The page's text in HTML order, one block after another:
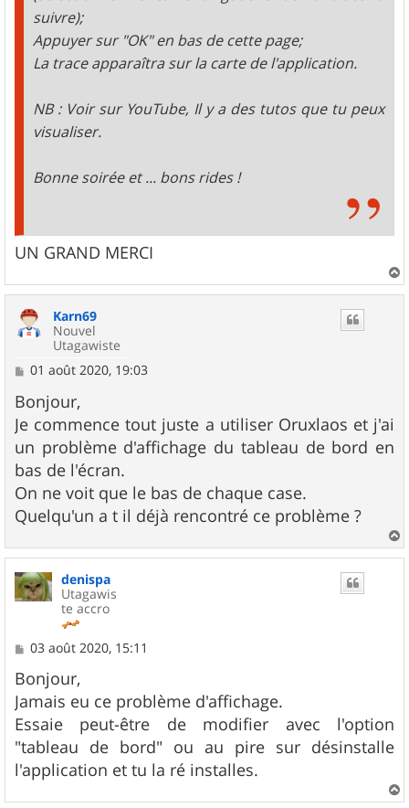
suivre);
Appuyer sur "OK" en bas de cette page;
La trace apparaîtra sur la carte de l'application.
NB : Voir sur YouTube, Il y a des tutos que tu peux
visualiser.
Bonne soirée et ... bons rides !
UN GRAND MERCI
a
Karn69
Nouvel
Utagawiste
M
s
s
a
g
e
01 août 2020, 19:03
Bonjour,
Je commence tout juste a utiliser Oruxlaos et j'ai
un problème d'affichage du tableau de bord en
bas de l'écran.
On ne voit que le bas de chaque case.
Quelqu'un a t il déjà rencontré ce problème ?
a
u
denispa
Utagawis
te accro
M
s
s
a
g
e
03 août 2020, 15:11
Bonjour,
Jamais eu ce problème d'affichage.
Essaie peut-être de modifier avec l'option
"tableau de bord" ou au pire sur désinstalle
l'application et tu la ré installes.
a